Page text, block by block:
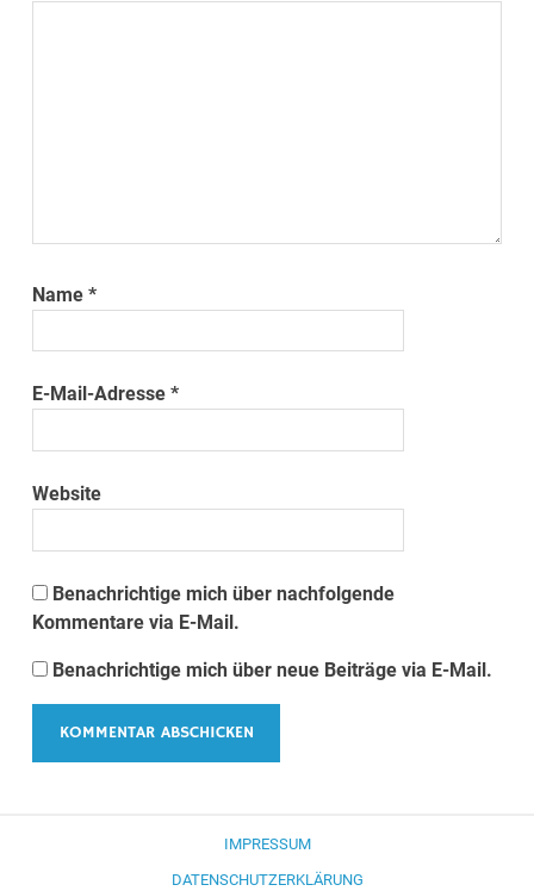
Name*
E-Mail-Adresse*
Website
Benachrichtige mich über nachfolgende
Kommentare via E-Mail.
Benachrichtige mich über neue Beiträge via E-Mail.
IMPRESSUM
DATENSCHUTZERKLÄRUNG